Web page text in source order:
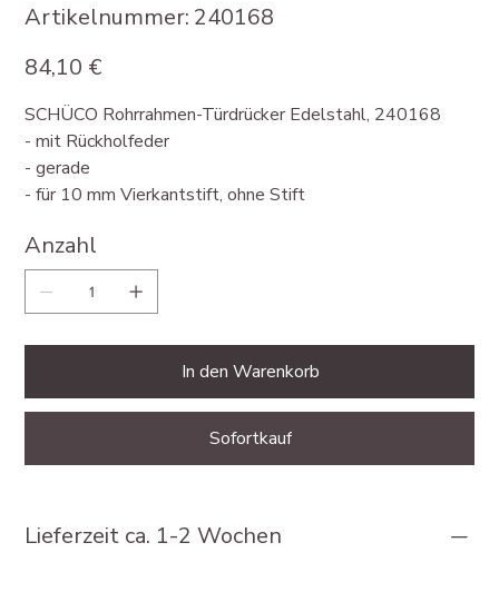
Artikelnummer:
Artikelnummer:
240168
240168
84,10 €
SCHÜCO Rohrrahmen-Türdrücker Edelstahl, 240168
- mit Rückholfeder
- gerade
- für 10 mm Vierkantstift, ohne Stift
Anzahl
In den Warenkorb
Sofortkauf
Lieferzeit ca. 1-2 Wochen